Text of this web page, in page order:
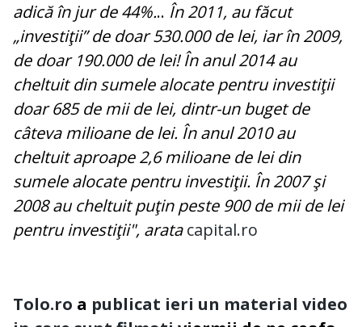
adică în jur de 44%... În 2011, au făcut
„investiţii” de doar 530.000 de lei, iar în 2009,
de doar 190.000 de lei! În anul 2014 au
cheltuit din sumele alocate pentru investiţii
doar 685 de mii de lei, dintr-un buget de
câteva milioane de lei. În anul 2010 au
cheltuit aproape 2,6 milioane de lei din
sumele alocate pentru investiţii. În 2007 şi
2008 au cheltuit puţin peste 900 de mii de lei
pentru investiţii", aratacapital.ro
Tolo.ro a publicat ieri un material video